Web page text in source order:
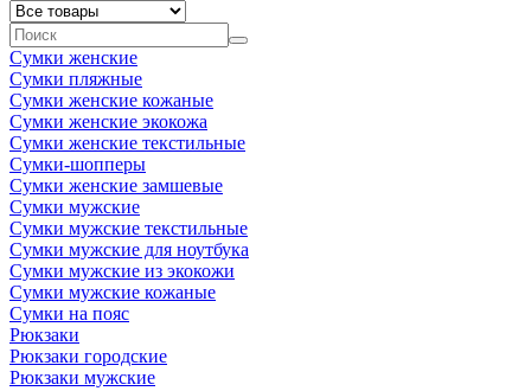
Сумки женские
Сумки пляжные
Сумки женские кожаные
Сумки женские экокожа
Сумки женские текстильные
Сумки-шопперы
Сумки женские замшевые
Сумки мужские
Сумки мужские текстильные
Сумки мужские для ноутбука
Сумки мужские из экокожи
Сумки мужские кожаные
Сумки на пояс
Рюкзаки
Рюкзаки городские
Рюкзаки мужские